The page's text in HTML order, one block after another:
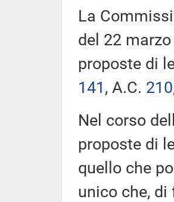
La
del 22
proposte di
141​, A.C. 210
Nel corso
proposte di
quello che
unico che,